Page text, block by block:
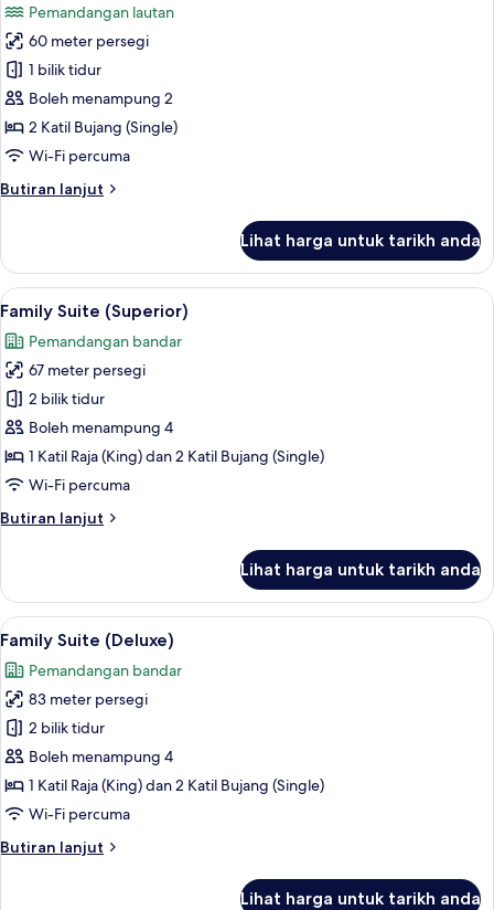
Private
Pool,
Ocean
View
untuk
Premier
Room,
2
Katil
Bujang
Private
View
Pemandangan lautan
60 meter persegi
1 bilik tidur
Boleh menampung 2
2 Katil Bujang (Single)
Wi-Fi percuma
Butiran lanjut
Butiran
Room,
Katil
Bujang
(Single),
Private
Pool,
Ocean
View
Lihat harga untuk tarikh anda
Lihat
semua
foto
untuk
Family
Suite
(Superior)
Family Suite (Superior) | Peti besi
4
Family Suite (Superior)
Pemandangan bandar
67 meter persegi
2 bilik tidur
Boleh menampung 4
1 Katil Raja (King) dan 2 Katil Bujang (Single)
Wi-Fi percuma
Butiran lanjut
Butiran
Suite
(Superior)
Lihat harga untuk tarikh anda
Lihat
semua
foto
untuk
Family
Suite
(Deluxe)
Family Suite (Deluxe) | Peti besi
4
Family Suite (Deluxe)
Pemandangan bandar
83 meter persegi
2 bilik tidur
Boleh menampung 4
1 Katil Raja (King) dan 2 Katil Bujang (Single)
Wi-Fi percuma
Butiran lanjut
Butiran
Lihat harga untuk tarikh anda